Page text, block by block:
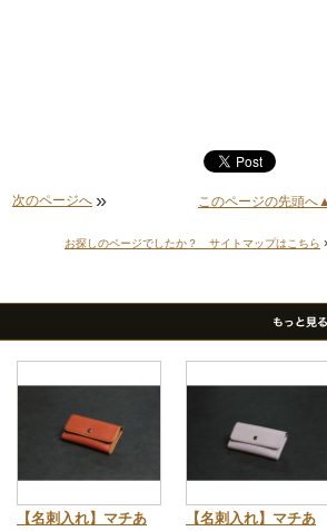
次のページへ » このページの先頭へ
お探しのページでしたか？ サイトマップはこちら
【名刺入れ】マチあ
【名刺入れ】マチあ